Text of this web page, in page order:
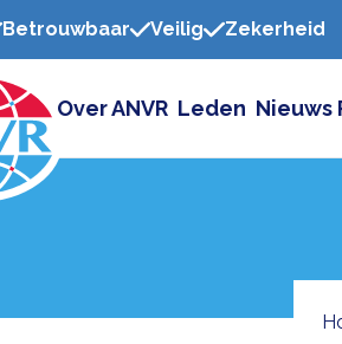
Betrouwbaar Veilig Zekerheid
Over ANVR Leden Nieuws